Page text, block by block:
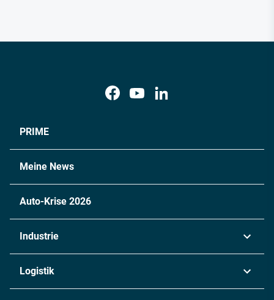
PRIME
Meine News
Auto-Krise 2026
Industrie
Logistik